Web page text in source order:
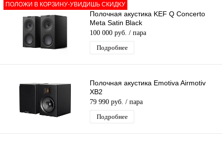
ПОЛОЖИ В КОРЗИНУ-УВИДИШЬ СКИДКУ
Полочная акустика KEF Q Concerto
Meta Satin Black
100 000 руб. / пара
Подробнее
Полочная акустика Emotiva Airmotiv
XB2
79 990 руб. / пара
Подробнее